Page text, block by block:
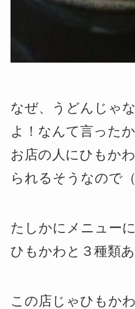
なぜ、うどんじゃ
よ！なんて言った
お店の人にひもか
られるそうなので（
たしかにメニュー
ひもかわと３種類あ
この店じゃひもか